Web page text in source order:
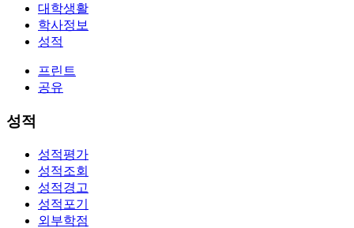
대학생활
학사정보
성적
프린트
공유
성적
성적평가
성적조회
성적경고
성적포기
외부학점